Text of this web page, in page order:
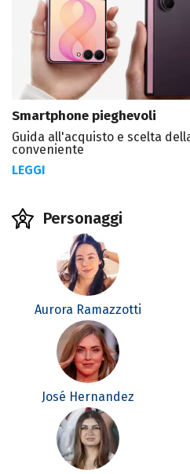
Smartphone pieghevoli
Guida all'acquisto e scelta
conveniente
LEGGI
Personaggi
Aurora Ramazzotti
José Hernandez